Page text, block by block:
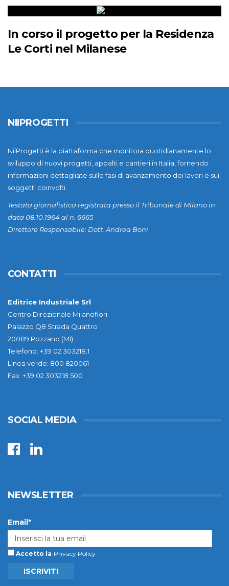
In corso il progetto per la Residenza
Le Corti nel Milanese
NIIPROGETTI
NiiProgetti è la piattaforma che monitora quotidianamente lo
sviluppo di nuovi progetti, appalti e cantieri in Italia, fornendo
informazioni dettagliate sulle fasi di avanzamento dei lavori e sui
soggetti coinvolti.
Testata giornalistica registrata presso il Tribunale di Milano in
data 08.10.1964 al n. 6665
Direttore Responsabile: Dott. Andrea Boni
CONTATTI
Editrice Industriale Srl
Centro Direzionale Milanofiori
Palazzo Q8 Strada Quattro
20089 Rozzano (MI)
Telefono: +39 02 303218.1
Linea verde: 800 820061
Fax: +39 02 303218.500
SOCIAL MEDIA
NEWSLETTER
Email*
Accetto la Privacy Policy
ISCRIVITI